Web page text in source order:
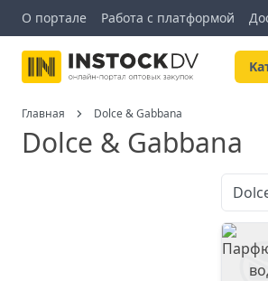
О портале Работа с платформой
Главная Dolce & Gabbana
Dolce & Gabbana